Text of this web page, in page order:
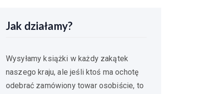
Jak działamy?
Wysyłamy książki w każdy zakątek
naszego kraju, ale jeśli ktoś ma ochotę
odebrać zamówiony towar osobiście, to